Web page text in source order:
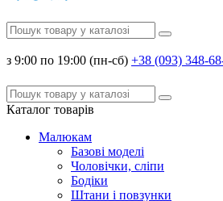
з 9:00 по 19:00 (пн-сб) +38 (093) 348-
Каталог товарів
Малюкам
Базові моделі
Чоловічки, сліпи
Бодіки
Штани і повзунки